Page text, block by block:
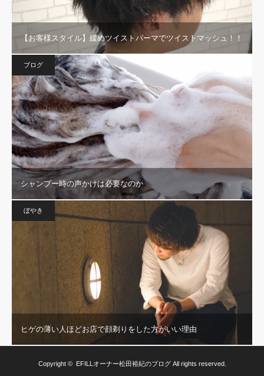
【お客様スタイル】緩めツイストパーマでツイストマッシュ！！
ブログ
シャンプー時の声かけは必要なのか
ぼやき
ヒゲの薄い人ほどお店で顔剃りをした方がいい理由
Copyright © EFILLオーナー松田裕紀のブログAll rights reserved.